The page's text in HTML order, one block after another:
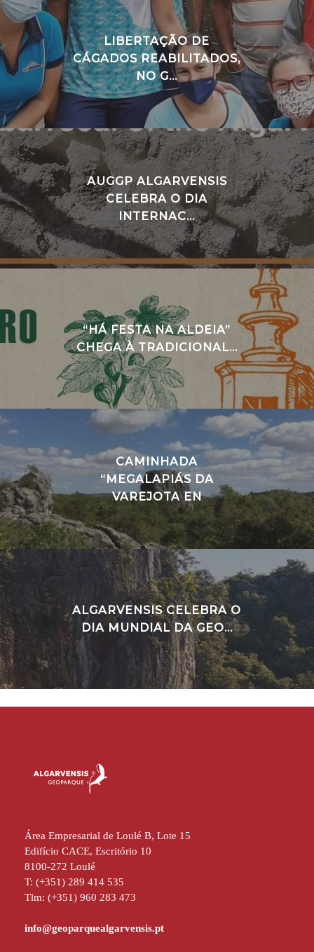
LIBERTAÇÃO DE
CÁGADOS REABILITADOS,
NO G...
AUGGP ALGARVENSIS
CELEBRA O DIA
INTERNAC...
“HÁ FESTA NA ALDEIA”
CHEGA À TRADICIONAL...
CAMINHADA
“MEGALAPIÁS DA
VAREJOTA EN
ALGARVENSIS CELEBRA O
DIA MUNDIAL DA GEO...
Área Empresarial de Loulé B, Lote 15
Edifício CACE, Escritório 10
8100-272 Loulé
T: (+351) 289 414 535
Tlm: (+351) 960 283 473